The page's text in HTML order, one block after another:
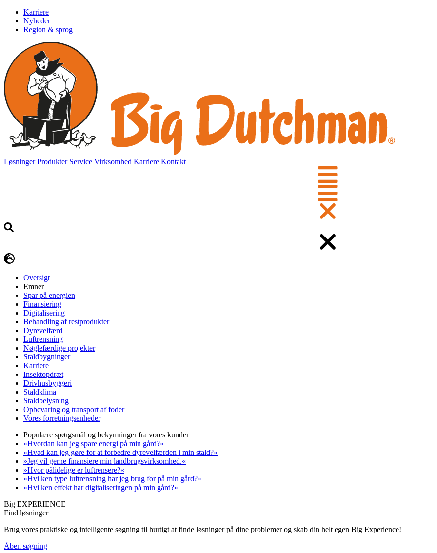
Karriere
Nyheder
Region & sprog
Løsninger Produkter Service Virksomhed Karriere Kontakt
Oversigt
Emner
Spar på energien
Finansiering
Digitalisering
Behandling af restprodukter
Dyrevelfærd
Luftrensning
Nøglefærdige projekter
Staldbygninger
Karriere
Insektopdræt
Drivhusbyggeri
Staldklima
Staldbelysning
Opbevaring og transport af foder
Vores forretningsenheder
Populære spørgsmål og bekymringer fra vores kunder
»Hvordan kan jeg spare energi på min gård?«
»Hvad kan jeg gøre for at forbedre dyrevelfærden i min stald?«
»Jeg vil gerne finansiere min landbrugsvirksomhed.«
»Hvor pålidelige er luftrensere?«
»Hvilken type luftrensning har jeg brug for på min gård?«
»Hvilken effekt har digitaliseringen på min gård?«
Big EXPERIENCE
Find løsninger
Brug vores praktiske og intelligente søgning til hurtigt at finde løsninger på dine problemer og skab din helt egen Big Experience!
Åben søgning